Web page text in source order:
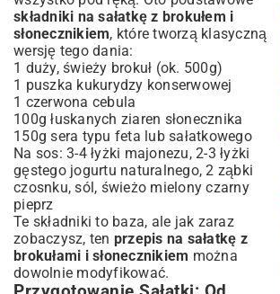
składniki na sałatkę z brokułem i
słonecznikiem, które tworzą klasyczną
wersję tego dania:
1 duży, świeży brokuł (ok. 500g)
1 puszka kukurydzy konserwowej
1 czerwona cebula
100g łuskanych ziaren słonecznika
150g sera typu feta lub sałatkowego
Na sos: 3-4 łyżki majonezu, 2-3 łyżki
gęstego jogurtu naturalnego, 2 ząbki
czosnku, sól, świeżo mielony czarny
pieprz
Te składniki to baza, ale jak zaraz
zobaczysz, ten przepis na sałatkę z
brokułami i słonecznikiem można
dowolnie modyfikować.